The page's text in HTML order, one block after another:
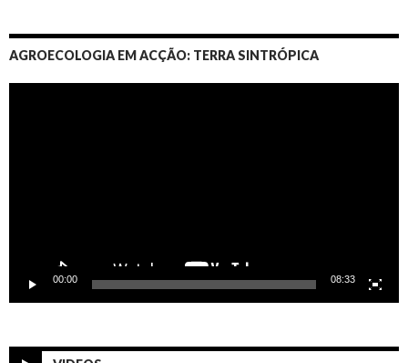
AGROECOLOGIA EM ACÇÃO: TERRA SINTRÓPICA
00:00 08:33